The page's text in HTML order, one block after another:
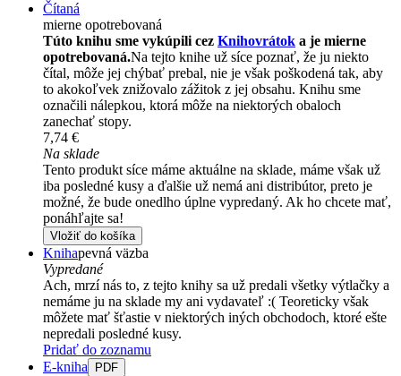
Čítaná
mierne opotrebovaná
Túto knihu sme vykúpili cez Knihovrátok a je mierne
opotrebovaná.Na tejto knihe už síce poznať, že ju niekto
čítal, môže jej chýbať prebal, nie je však poškodená tak, aby
to akokoľvek znižovalo zážitok z jej obsahu. Knihu sme
označili nálepkou, ktorá môže na niektorých obaloch
zanechať stopy.
7,74 €
Na sklade
Tento produkt síce máme aktuálne na sklade, máme však už
iba posledné kusy a ďalšie už nemá ani distribútor, preto je
možné, že bude onedlho úplne vypredaný. Ak ho chcete mať,
ponáhľajte sa!
Vložiť do košíka
Knihapevná väzba
Vypredané
Ach, mrzí nás to, z tejto knihy sa už predali všetky výtlačky a
nemáme ju na sklade my ani vydavateľ :( Teoreticky však
môžete mať šťastie v niektorých iných obchodoch, ktoré ešte
nepredali posledné kusy.
Pridať do zoznamu
E-kniha
PDF